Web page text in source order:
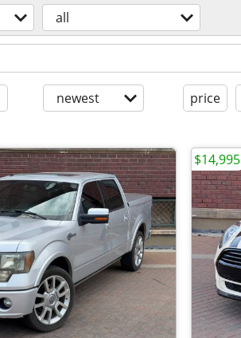
all
newest price
$14,995